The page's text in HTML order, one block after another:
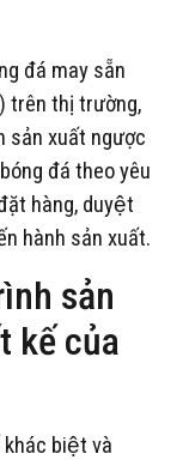
đá may sẵn
trên thị trường,
sản xuất ngược
đá theo yêu
hàng, duyệt
hành sản xuất.
sản
kế của
biệt và